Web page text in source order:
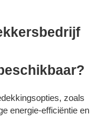
zoals
energie-efficiëntie en